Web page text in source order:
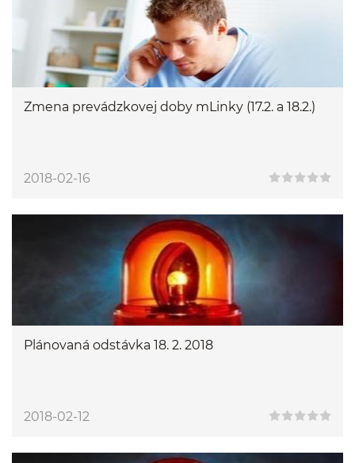
Zmena prevádzkovej doby mLinky (17.2. a 18.2.)
2018-02-16
Plánovaná odstávka 18. 2. 2018
2018-02-12